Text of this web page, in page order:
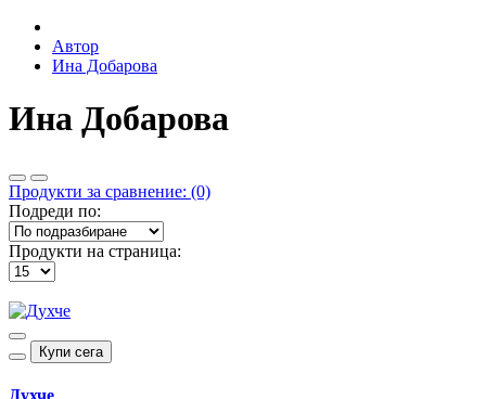
Автор
Ина Добарова
Ина Добарова
Продукти за сравнение: (0)
Подреди по:
Продукти на страница:
Купи сега